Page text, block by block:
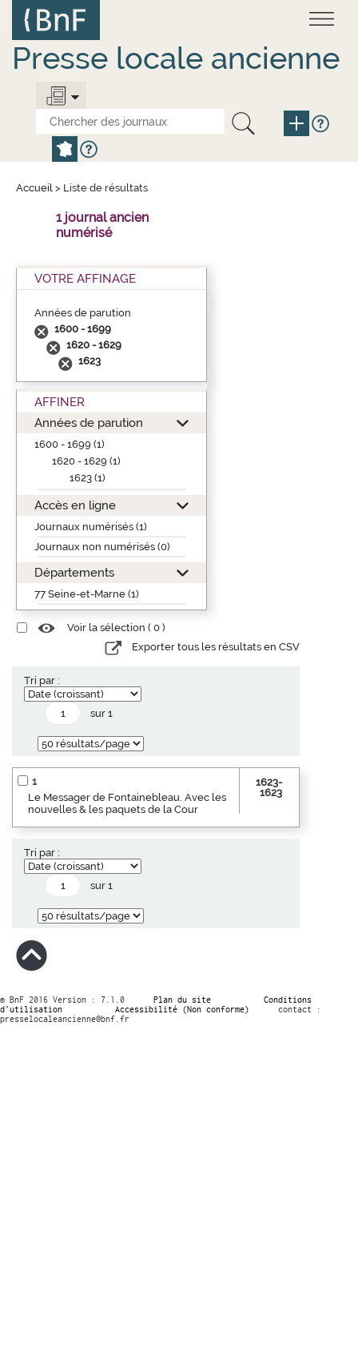
contenu
principal
Presse locale ancienne
Accueil > Liste de résultats
1 journal ancien
numérisé
VOTRE AFFINAGE
Années de parution
1600 - 1699
1620 - 1629
1623
AFFINER
Années de parution
1600 - 1699 (1)
1620 - 1629 (1)
1623 (1)
Accès en ligne
Journaux numérisés (1)
Journaux non numérisés (0)
Départements
77 Seine-et-Marne (1)
Voir la sélection ( 0 )
Exporter tous les résultats en CSV
Tri par :
sur 1
1
Le Messager de Fontainebleau. Avec les
nouvelles & les paquets de la Cour
1623-
1623
Tri par :
sur 1
© BnF 2016 Version : 7.1.0 Plan du site
Conditions
d’utilisation
Accessibilité (Non conforme)
contact :
presselocaleancienne@bnf.fr
Panneau de gestion des cookies